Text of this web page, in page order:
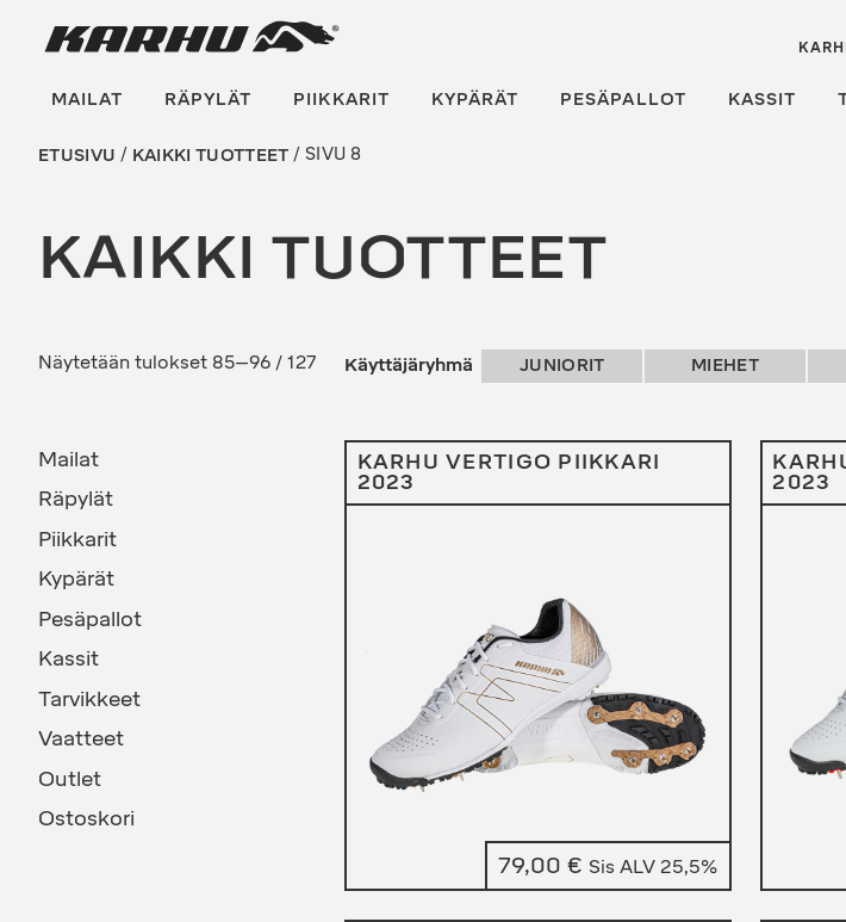
sisältöönKarhu Pesis
MAILAT RÄPYLÄT PIIKKARIT KYPÄRÄT PESÄPALLOT KASSIT
ETUSIVU / KAIKKI TUOTTEET / SIVU 8
KAIKKI TUOTTEET
Mailat
Räpylät
Piikkarit
Kypärät
Pesäpallot
Kassit
Tarvikkeet
Vaatteet
Outlet
Ostoskori
JUNIORIT MIEHET
Näytetään tulokset 85–96 / 127Sorted
KARHU VERTIGO PIIKKARI
2023
79,00€ Sis ALV 25,5%
2023